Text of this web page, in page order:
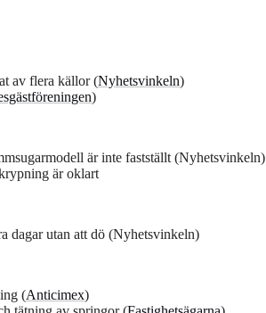
av flera källor (Nyhetsvinkeln)
)
är inte fastställt (Nyhetsvinkeln)
är oklart
dagar utan att dö (Nyhetsvinkeln)
(Anticimex)